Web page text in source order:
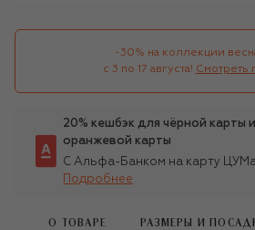
-30% на коллекции
с 3 по 17 августа! Смотреть
20% кешбэк для чёрной карты
оранжевой карты
С Альфа-Банком на карту
Подробнее
О ТОВАРЕ РАЗМЕРЫ И